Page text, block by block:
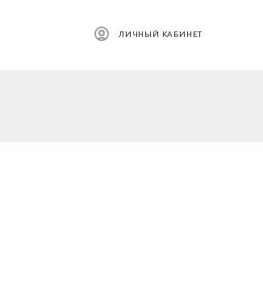
ЛИЧНЫЙ КАБИНЕТ